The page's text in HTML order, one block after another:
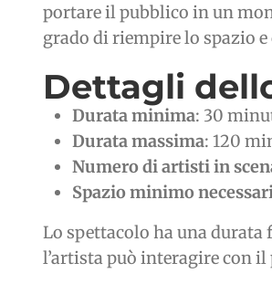
portare il pubblico in un
grado di riempire lo spazio
Dettagli
Durata minima: 30
Durata massima: 120
Numero di artisti in
Spazio minimo
Lo spettacolo ha una durata
l’artista può interagire con